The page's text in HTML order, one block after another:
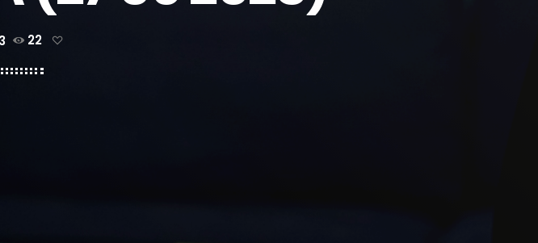
22